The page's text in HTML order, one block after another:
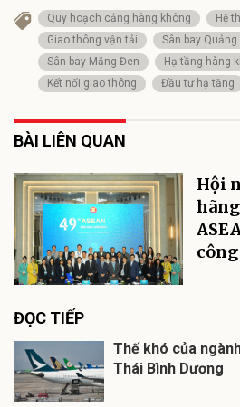
Quy hoạch cảng hàng không
Hệ
Giao thông vận tải
Sân bay Quảng
Sân bay Măng Đen
Hạ tầng hàng
Kết nối giao thông
Đầu tư hạ tầng
BÀI LIÊN QUAN
Hội
công
ĐỌC TIẾP
Thế khó của
Thái Bình Dương